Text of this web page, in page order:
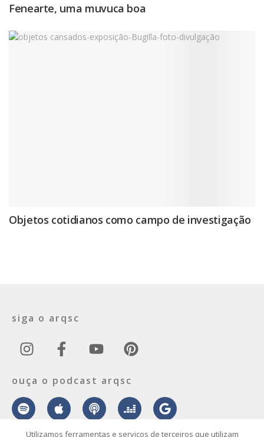
Fenearte, uma muvuca boa
Objetos cotidianos como campo de investigação
siga o arqsc
ouça o podcast arqsc
Utilizamos ferramentas e serviços de terceiros que utilizam